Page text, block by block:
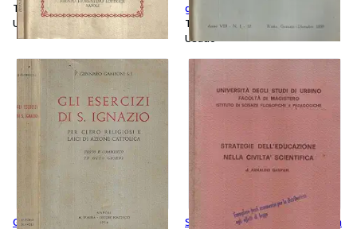
Tapa blanda
Usado
genealogia n. 1-12 Anno 1959
Tapa blanda
Usado
Gli esercizi di S. Ignazio
Strategie dell'educazione nella